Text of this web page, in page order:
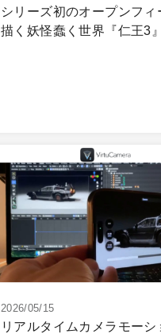
シリーズ初のオープンフィ
描く妖怪蠢く世界『仁王3
2026/05/15
リアルタイムカメラモーシ